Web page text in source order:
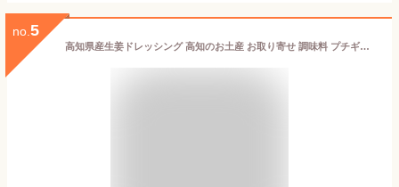
no. 5
高知県産生姜ドレッシング 高知のお土産 お取り寄せ 調味料 プチギフト 野菜ドレッシング 美味しいドレッシング 絶品 しょうが 冷やし中華 つぶつぶ ご当地 サラダ用 サラダにかける たまねぎドレッシング 玉ねぎドレッシング 人参ドレッシング にんじんドレッシング